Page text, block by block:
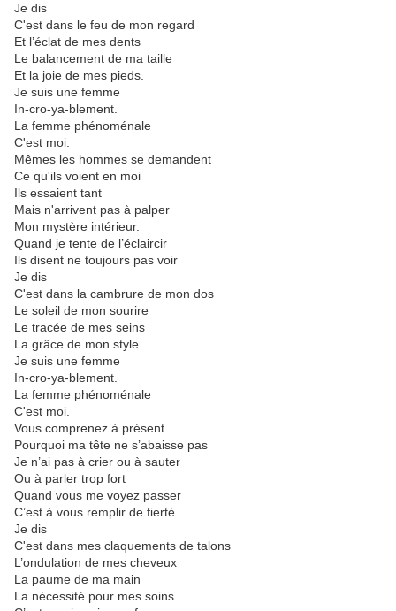
Je dis
C'est dans le feu de mon regard
Et l’éclat de mes dents
Le balancement de ma taille
Et la joie de mes pieds.
Je suis une femme
In-cro-ya-blement.
La femme phénoménale
C'est moi.
Mêmes les hommes se demandent
Ce qu'ils voient en moi
Ils essaient tant
Mais n'arrivent pas à palper
Mon mystère intérieur.
Quand je tente de l’éclaircir
Ils disent ne toujours pas voir
Je dis
C'est dans la cambrure de mon dos
Le soleil de mon sourire
Le tracée de mes seins
La grâce de mon style.
Je suis une femme
In-cro-ya-blement.
La femme phénoménale
C'est moi.
Vous comprenez à présent
Pourquoi ma tête ne s’abaisse pas
Je n’ai pas à crier ou à sauter
Ou à parler trop fort
Quand vous me voyez passer
C’est à vous remplir de fierté.
Je dis
C'est dans mes claquements de talons
L’ondulation de mes cheveux
La paume de ma main
La nécessité pour mes soins.